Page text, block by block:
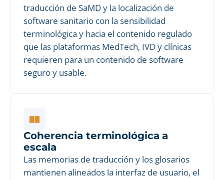
traducción de SaMD y la localización de
software sanitario con la sensibilidad
terminológica y hacia el contenido regulado
que las plataformas MedTech, IVD y clínicas
requieren para un contenido de software
seguro y usable.
Coherencia terminológica a
escala
Las memorias de traducción y los glosarios
mantienen alineados la interfaz de usuario, el